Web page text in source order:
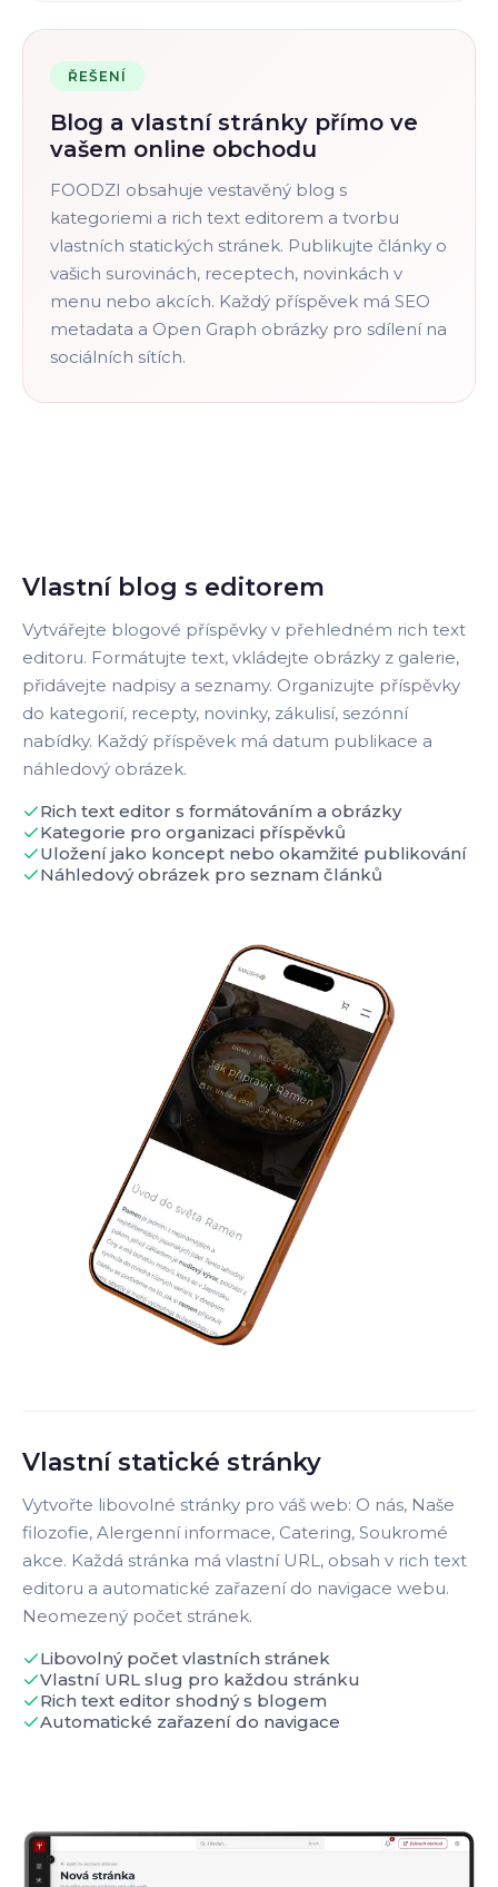
ŘEŠENÍ
Blog a vlastní stránky přímo ve
vašem online obchodu
FOODZI obsahuje vestavěný blog s
kategoriemi a rich text editorem a tvorbu
vlastních statických stránek. Publikujte články o
vašich surovinách, receptech, novinkách v
menu nebo akcích. Každý příspěvek má SEO
metadata a Open Graph obrázky pro sdílení na
sociálních sítích.
Vlastní blog s editorem
Vytvářejte blogové příspěvky v přehledném rich text
editoru. Formátujte text, vkládejte obrázky z galerie,
přidávejte nadpisy a seznamy. Organizujte příspěvky
do kategorií, recepty, novinky, zákulisí, sezónní
nabídky. Každý příspěvek má datum publikace a
náhledový obrázek.
Rich text editor s formátováním a obrázky
Kategorie pro organizaci příspěvků
Uložení jako koncept nebo okamžité publikování
Náhledový obrázek pro seznam článků
Vlastní statické stránky
Vytvořte libovolné stránky pro váš web: O nás, Naše
filozofie, Alergenní informace, Catering, Soukromé
akce. Každá stránka má vlastní URL, obsah v rich text
editoru a automatické zařazení do navigace webu.
Neomezený počet stránek.
Libovolný počet vlastních stránek
Vlastní URL slug pro každou stránku
Rich text editor shodný s blogem
Automatické zařazení do navigace